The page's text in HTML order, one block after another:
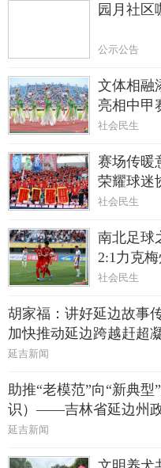
园月社区
公示公告
文体相融
亮相中甲
社会民生
赛场传暖
荣耀球迷
社会民生
南北足球
2:1力克
社会民生
胡家福：讲好延边故事
加快推动延边跨越赶超
延吉新闻
助推“老模范”向“新典
识）——吉林省延边州
同体建设纪实
延吉新闻